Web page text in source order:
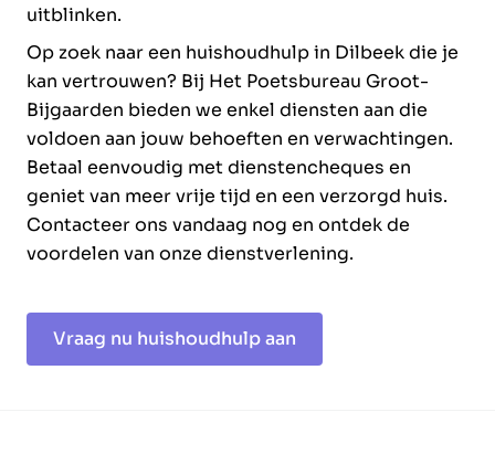
uitblinken.
Op zoek naar een huishoudhulp in Dilbeek die je
kan vertrouwen? Bij Het Poetsbureau Groot-
Bijgaarden bieden we enkel diensten aan die
voldoen aan jouw behoeften en verwachtingen.
Betaal eenvoudig met dienstencheques en
geniet van meer vrije tijd en een verzorgd huis.
Contacteer ons vandaag nog en ontdek de
voordelen van onze dienstverlening.
Vraag nu huishoudhulp aan